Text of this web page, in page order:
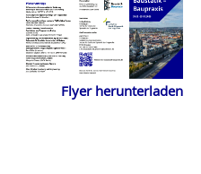
Flyer herunterladen